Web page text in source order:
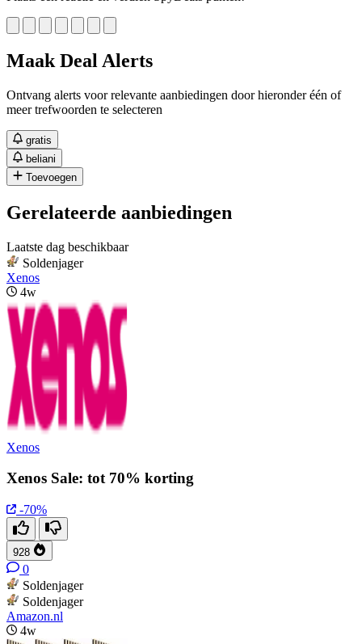
Maak Deal Alerts
Ontvang alerts voor relevante aanbiedingen door hieronder één of
meer trefwoorden te selecteren
gratis
beliani
Toevoegen
Gerelateerde aanbiedingen
Laatste dag beschikbaar
Soldenjager
Xenos
4w
Xenos
Xenos Sale: tot 70% korting
-70%
928
0
Soldenjager
Soldenjager
Amazon.nl
4w